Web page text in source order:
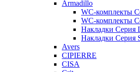
Armadillo
WC-комплекты
WC-комплекты
Накладки Серия
Накладки Серия
Avers
CIPIERRE
CISA